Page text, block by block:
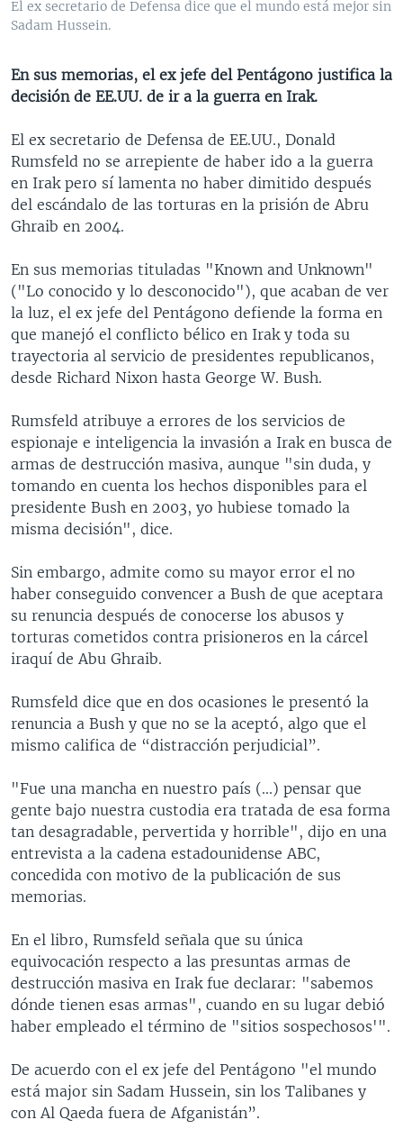
VENEZUELA
NICARAGUA
ECONOMÍA
TECNOLOGÍA
CIENCIA Y SALUD
MULTIMEDIA
FOTOGRAFÍA
EL MUNDO AL DÍA
VISIÓN 360
LAS CLAVES
PANORAMA
RADIO
AUDIONOTICIAS
BUENOS DÍAS AMÉRICA
ESTADOS UNIDOS AL DÍA
FORO [RADIO]
DEPORTIVO INTERNACIONAL
NOTA ECONÓMICA
ENTRETENIMIENTO
DOCUMENTALES DE LA VOA
Learning English
El ex secretario de Defensa dice que el mundo está mejor sin
Sadam Hussein.
En sus memorias, el ex jefe del Pentágono justifica la
decisión de EE.UU. de ir a la guerra en Irak.
El ex secretario de Defensa de EE.UU., Donald
Rumsfeld no se arrepiente de haber ido a la guerra
en Irak pero sí lamenta no haber dimitido después
del escándalo de las torturas en la prisión de Abru
Ghraib en 2004.
En sus memorias tituladas "Known and Unknown"
("Lo conocido y lo desconocido"), que acaban de ver
la luz, el ex jefe del Pentágono defiende la forma en
que manejó el conflicto bélico en Irak y toda su
trayectoria al servicio de presidentes republicanos,
desde Richard Nixon hasta George W. Bush.
Rumsfeld atribuye a errores de los servicios de
espionaje e inteligencia la invasión a Irak en busca de
armas de destrucción masiva, aunque "sin duda, y
tomando en cuenta los hechos disponibles para el
presidente Bush en 2003, yo hubiese tomado la
misma decisión", dice.
Sin embargo, admite como su mayor error el no
haber conseguido convencer a Bush de que aceptara
su renuncia después de conocerse los abusos y
torturas cometidos contra prisioneros en la cárcel
iraquí de Abu Ghraib.
Rumsfeld dice que en dos ocasiones le presentó la
renuncia a Bush y que no se la aceptó, algo que el
mismo califica de “distracción perjudicial”.
"Fue una mancha en nuestro país (...) pensar que
gente bajo nuestra custodia era tratada de esa forma
tan desagradable, pervertida y horrible", dijo en una
entrevista a la cadena estadounidense ABC,
concedida con motivo de la publicación de sus
memorias.
En el libro, Rumsfeld señala que su única
equivocación respecto a las presuntas armas de
destrucción masiva en Irak fue declarar: "sabemos
dónde tienen esas armas", cuando en su lugar debió
haber empleado el término de "sitios sospechosos'".
De acuerdo con el ex jefe del Pentágono "el mundo
está major sin Sadam Hussein, sin los Talibanes y
con Al Qaeda fuera de Afganistán”.